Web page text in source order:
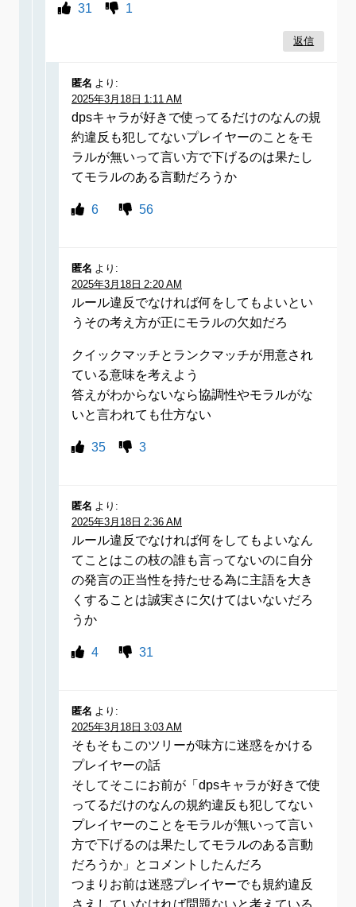
31 1
返信
匿名 より:
2025年3月18日 1:11 AM
dpsキャラが好きで使ってるだけのなんの規
約違反も犯してないプレイヤーのことをモ
ラルが無いって言い方で下げるのは果たし
てモラルのある言動だろうか
6 56
匿名 より:
2025年3月18日 2:20 AM
ルール違反でなければ何をしてもよいとい
うその考え方が正にモラルの欠如だろ
クイックマッチとランクマッチが用意され
ている意味を考えよう
答えがわからないなら協調性やモラルがな
いと言われても仕方ない
35 3
匿名 より:
2025年3月18日 2:36 AM
ルール違反でなければ何をしてもよいなん
てことはこの枝の誰も言ってないのに自分
の発言の正当性を持たせる為に主語を大き
くすることは誠実さに欠けてはいないだろ
うか
4 31
匿名 より:
2025年3月18日 3:03 AM
そもそもこのツリーが味方に迷惑をかける
プレイヤーの話
そしてそこにお前が「dpsキャラが好きで使
ってるだけのなんの規約違反も犯してない
プレイヤーのことをモラルが無いって言い
方で下げるのは果たしてモラルのある言動
だろうか」とコメントしたんだろ
つまりお前は迷惑プレイヤーでも規約違反
さえしていなければ問題ないと考えている